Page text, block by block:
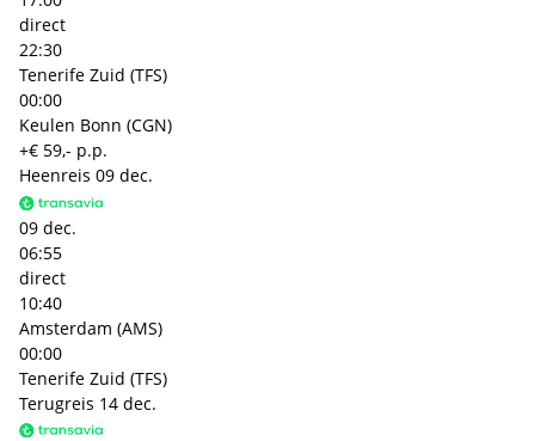
direct
22:30
Tenerife Zuid (TFS)
00:00
Keulen Bonn (CGN)
+€ 59,- p.p.
Heenreis 09 dec.
09 dec.
06:55
direct
10:40
Amsterdam (AMS)
00:00
Tenerife Zuid (TFS)
Terugreis 14 dec.